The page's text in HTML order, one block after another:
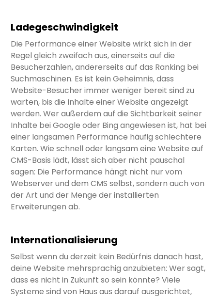
Ladegeschwindigkeit
Die Performance einer Website wirkt sich in der
Regel gleich zweifach aus, einerseits auf die
Besucherzahlen, andererseits auf das Ranking bei
Suchmaschinen. Es ist kein Geheimnis, dass
Website-Besucher immer weniger bereit sind zu
warten, bis die Inhalte einer Website angezeigt
werden. Wer außerdem auf die Sichtbarkeit seiner
Inhalte bei Google oder Bing angewiesen ist, hat bei
einer langsamen Performance häufig schlechtere
Karten. Wie schnell oder langsam eine Website auf
CMS-Basis lädt, lässt sich aber nicht pauschal
sagen: Die Performance hängt nicht nur vom
Webserver und dem CMS selbst, sondern auch von
der Art und der Menge der installierten
Erweiterungen ab.
Internationalisierung
Selbst wenn du derzeit kein Bedürfnis danach hast,
deine Website mehrsprachig anzubieten: Wer sagt,
dass es nicht in Zukunft so sein könnte? Viele
Systeme sind von Haus aus darauf ausgerichtet,